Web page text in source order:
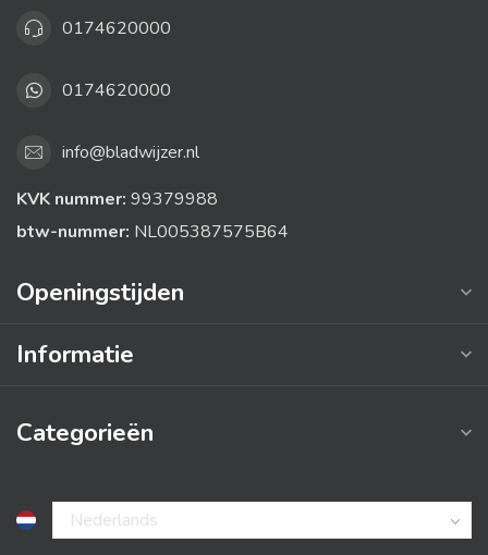
0174620000
0174620000
info@bladwijzer.nl
KVK nummer: 99379988
btw-nummer: NL005387575B64
Openingstijden
Informatie
Categorieën